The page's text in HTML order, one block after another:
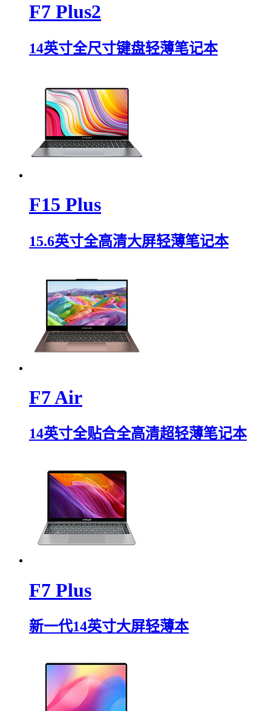
F7 Plus2
14英寸全尺寸键盘轻薄笔记本
F15 Plus
15.6英寸全高清大屏轻薄笔记本
F7 Air
14英寸全贴合全高清超轻薄笔记本
F7 Plus
新一代14英寸大屏轻薄本